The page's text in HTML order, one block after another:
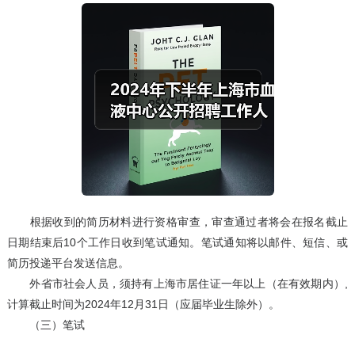
根据收到的简历材料进行资格审查，审查通过者将会在报名截止
日期结束后10个工作日收到笔试通知。笔试通知将以邮件、短信、或
简历投递平台发送信息。
外省市社会人员，须持有上海市居住证一年以上（在有效期内）,
计算截止时间为2024年12月31日（应届毕业生除外）。
（三）笔试